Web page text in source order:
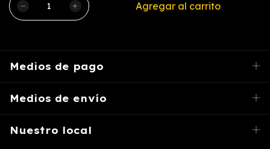
Medios de pago
Medios de envío
Nuestro local